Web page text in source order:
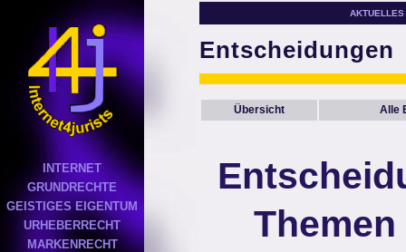
INTERNET
GRUNDRECHTE
GEISTIGES EIGENTUM
URHEBERRECHT
MARKENRECHT
AKTUELLES
Entscheidungen
Übersicht Alle